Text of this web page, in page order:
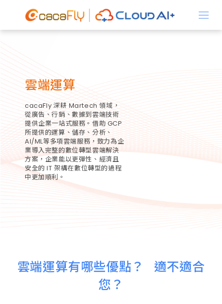
產品資訊
解決方案
成功案例
雲端運算
cacaFly 深耕 Martech 領域，
從廣告、行銷、數據到雲端技術
提供企業一站式服務。借助 GCP
所提供的運算、儲存、分析、
AI/ML等多項雲端服務，致力為企
業導入完整的數位轉型雲端解決
方案，企業能以更彈性、經濟且
安全的 IT 架構在數位轉型的過程
中更加順利。
雲端運算有哪些優點？ 適不適合
您？